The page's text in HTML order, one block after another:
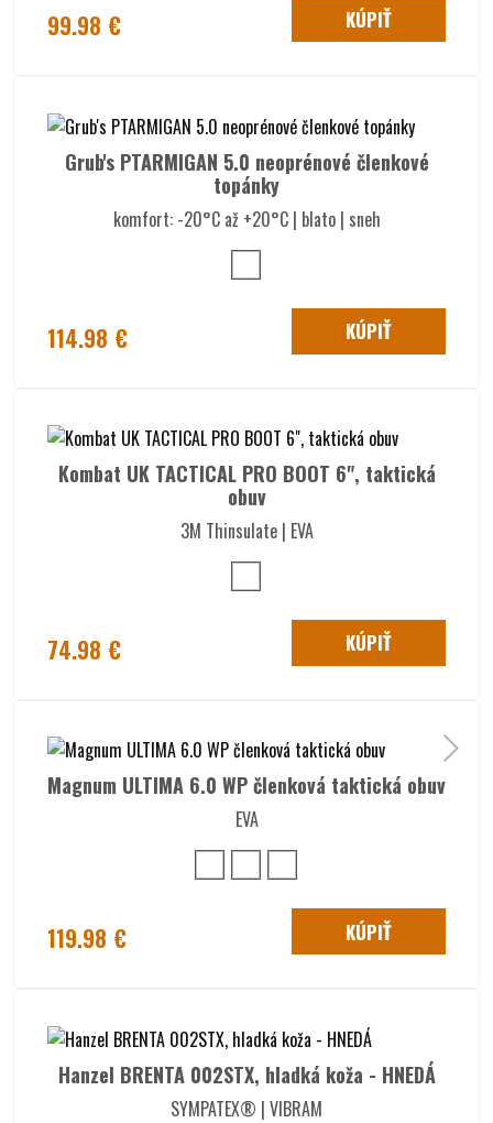
99.98 € KÚPIŤ
Grub's PTARMIGAN 5.0 neoprénové členkové
topánky
komfort: -20°C až +20°C | blato | sneh
114.98 € KÚPIŤ
Kombat UK TACTICAL PRO BOOT 6", taktická
obuv
3M Thinsulate | EVA
74.98 € KÚPIŤ
Magnum ULTIMA 6.0 WP členková taktická obuv
EVA
119.98 € KÚPIŤ
Hanzel BRENTA 002STX, hladká koža - HNEDÁ
SYMPATEX® | VIBRAM